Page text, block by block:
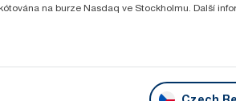
na burze Nasdaq ve Stockholmu. Další